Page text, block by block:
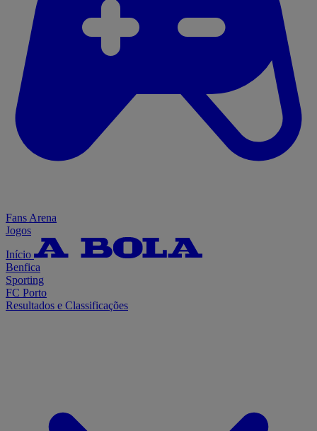
Fans Arena
Jogos
Início
Benfica
Sporting
FC Porto
Resultados e Classificações